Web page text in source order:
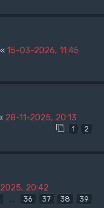
« 15-03-2026, 11:45
28-11-2025, 20:13
1 2
20:42
… 36 37 38 39